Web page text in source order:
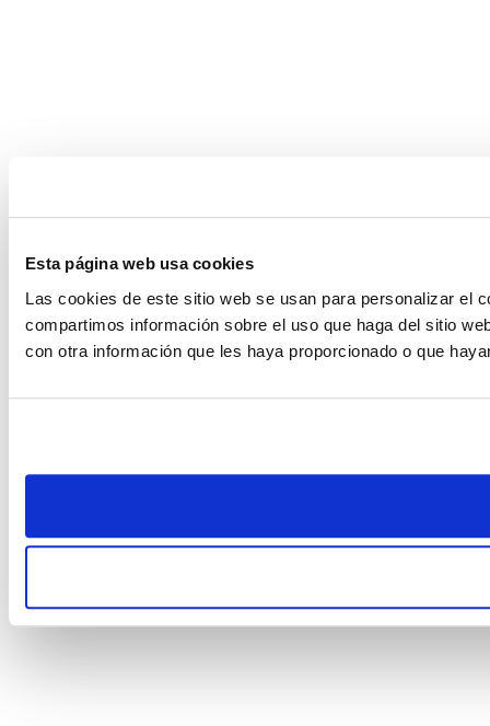
Esta página web usa cookies
Las cookies de este sitio web se usan para personalizar el
compartimos información sobre el uso que haga del sitio
con otra información que les haya proporcionado o que